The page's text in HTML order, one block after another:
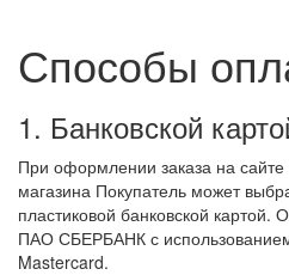
Способы
1. Банковской
При оформлении заказа на сайте
магазина Покупатель может
пластиковой банковской картой.
ПАО СБЕРБАНК с
Mastercard.